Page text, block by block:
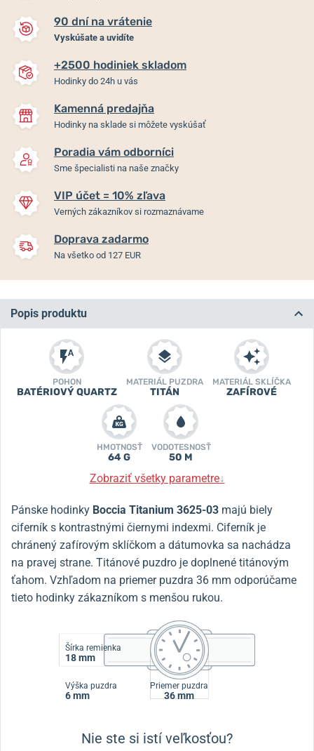
90 dní na vrátenie
Vyskúšate a uvidíte
+2500 hodiniek skladom
Hodinky do 24h u vás
Kamenná predajňa
Hodinky na sklade si môžete vyskúšať
Poradia vám odborníci
Sme špecialisti na naše značky
VIP účet = 10% zľava
Verných zákazníkov si rozmaznávame
Doprava zadarmo
Na všetko od 127 EUR
Popis produktu
POHON
BATÉRIOVÝ QUARTZ
MATERIÁL PUZDRA
TITÁN
MATERIÁL SKLÍČKA
ZAFÍROVÉ
HMOTNOSŤ
64 G
VODOTESNOSŤ
50 M
Zobraziť všetky parametre↓
Pánske hodinky Boccia Titanium 3625-03 majú biely
ciferník s kontrastnými čiernymi indexmi. Ciferník je
chránený zafírovým sklíčkom a dátumovka sa nachádza
na pravej strane. Titánové puzdro je doplnené titánovým
ťahom. Vzhľadom na priemer puzdra 36 mm odporúčame
tieto hodinky zákazníkom s menšou rukou.
Šírka remienka
18 mm
Výška puzdra
6 mm
Priemer puzdra
36 mm
Nie ste si istí veľkosťou?